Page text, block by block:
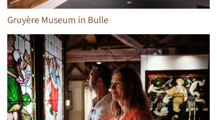
Gruyère Museum in Bulle